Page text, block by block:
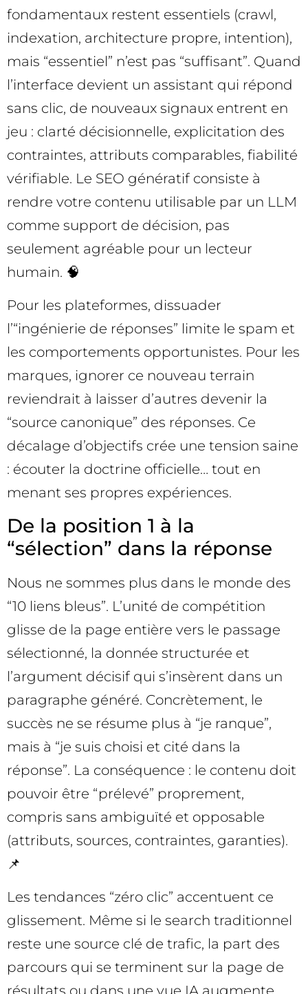
fondamentaux restent essentiels (crawl,
indexation, architecture propre, intention),
mais “essentiel” n’est pas “suffisant”. Quand
l’interface devient un assistant qui répond
sans clic, de nouveaux signaux entrent en
jeu : clarté décisionnelle, explicitation des
contraintes, attributs comparables, fiabilité
vérifiable. Le SEO génératif consiste à
rendre votre contenu utilisable par un LLM
comme support de décision, pas
seulement agréable pour un lecteur
humain. 🧠
Pour les plateformes, dissuader
l’“ingénierie de réponses” limite le spam et
les comportements opportunistes. Pour les
marques, ignorer ce nouveau terrain
reviendrait à laisser d’autres devenir la
“source canonique” des réponses. Ce
décalage d’objectifs crée une tension saine
: écouter la doctrine officielle… tout en
menant ses propres expériences.
De la position 1 à la
“sélection” dans la réponse
Nous ne sommes plus dans le monde des
“10 liens bleus”. L’unité de compétition
glisse de la page entière vers le passage
sélectionné, la donnée structurée et
l’argument décisif qui s’insèrent dans un
paragraphe généré. Concrètement, le
succès ne se résume plus à “je ranque”,
mais à “je suis choisi et cité dans la
réponse”. La conséquence : le contenu doit
pouvoir être “prélevé” proprement,
compris sans ambiguïté et opposable
(attributs, sources, contraintes, garanties).
📌
Les tendances “zéro clic” accentuent ce
glissement. Même si le search traditionnel
reste une source clé de trafic, la part des
parcours qui se terminent sur la page de
résultats ou dans une vue IA augmente.